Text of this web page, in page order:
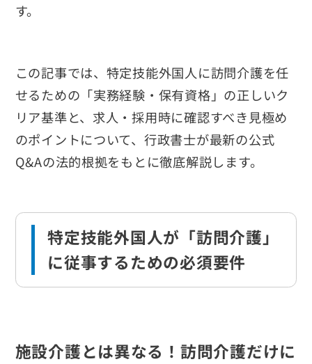
す。
この記事では、特定技能外国人に訪問介護を任
せるための「実務経験・保有資格」の正しいク
リア基準と、求人・採用時に確認すべき見極め
のポイントについて、行政書士が最新の公式
Q&Aの法的根拠をもとに徹底解説します。
特定技能外国人が「訪問介護」
に従事するための必須要件
施設介護とは異なる！訪問介護だけに